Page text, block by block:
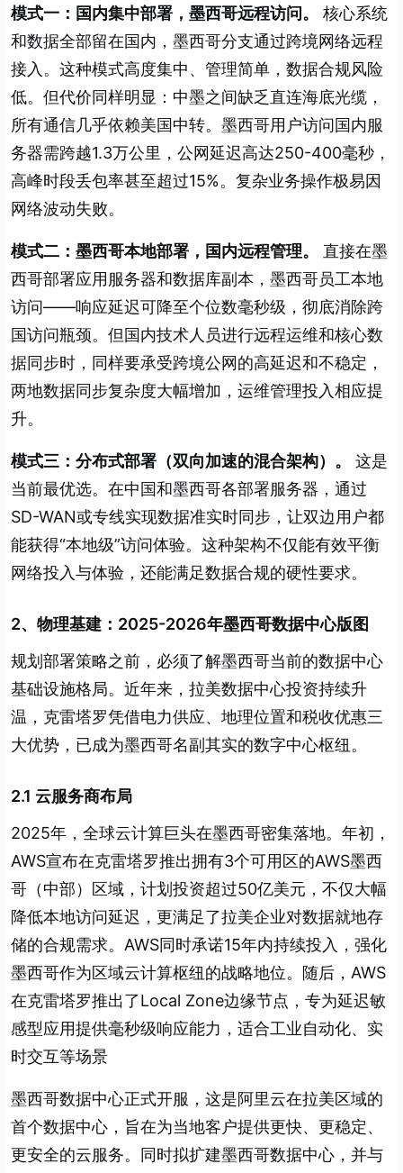
模式一：国内集中部署，墨西哥远程访问。
核心系统
和数据全部留在国内，墨西哥分支通过跨境网络远程
接入。这种模式高度集中、管理简单，数据合规风险
低。但代价同样明显：中墨之间缺乏直连海底光缆，
所有通信几乎依赖美国中转。墨西哥用户访问国内服
务器需跨越1.3万公里，公网延迟高达250-400毫秒，
高峰时段丢包率甚至超过15%。复杂业务操作极易因
网络波动失败。
模式二：墨西哥本地部署，国内远程管理。
直接在墨
西哥部署应用服务器和数据库副本，墨西哥员工本地
访问——响应延迟可降至个位数毫秒级，彻底消除跨
国访问瓶颈。但国内技术人员进行远程运维和核心数
据同步时，同样要承受跨境公网的高延迟和不稳定，
两地数据同步复杂度大幅增加，运维管理投入相应提
升。
模式三：分布式部署（双向加速的混合架构）。
这是
当前最优选。在中国和墨西哥各部署服务器，通过
SD-WAN或专线实现数据准实时同步，让双边用户都
能获得“本地级”访问体验。这种架构不仅能有效平衡
网络投入与体验，还能满足数据合规的硬性要求。
2、物理基建：2025-2026年墨西哥数据中心版图
规划部署策略之前，必须了解墨西哥当前的数据中心
基础设施格局。近年来，拉美数据中心投资持续升
温，克雷塔罗凭借电力供应、地理位置和税收优惠三
大优势，已成为墨西哥名副其实的数字中心枢纽。
2.1 云服务商布局
2025年，全球云计算巨头在墨西哥密集落地。年初，
AWS宣布在克雷塔罗推出拥有3个可用区的AWS墨西
哥（中部）区域，计划投资超过50亿美元，不仅大幅
降低本地访问延迟，更满足了拉美企业对数据就地存
储的合规需求。AWS同时承诺15年内持续投入，强化
墨西哥作为区域云计算枢纽的战略地位。随后，AWS
在克雷塔罗推出了Local Zone边缘节点，专为延迟敏
感型应用提供毫秒级响应能力，适合工业自动化、实
时交互等场景
墨西哥数据中心正式开服，这是阿里云在拉美区域的
首个数据中心，旨在为当地客户提供更快、更稳定、
更安全的云服务。同时拟扩建墨西哥数据中心，并与